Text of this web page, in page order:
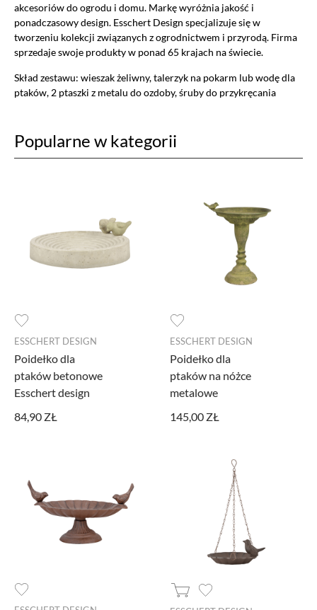
akcesoriów do ogrodu i domu. Markę wyróżnia jakość i
ponadczasowy design. Esschert Design specjalizuje się w
tworzeniu kolekcji związanych z ogrodnictwem i przyrodą. Firma
sprzedaje swoje produkty w ponad 65 krajach na świecie.
Skład zestawu: wieszak żeliwny, talerzyk na pokarm lub wodę dla
ptaków, 2 ptaszki z metalu do ozdoby, śruby do przykręcania
Popularne w kategorii
ESSCHERT DESIGN
Poidełko dla
ptaków betonowe
Esschert design
84,90 ZŁ
ESSCHERT DESIGN
Poidełko dla
ptaków na nóżce
metalowe
145,00 ZŁ
Ustawiając poszczególne narzędzia jako włączone, godzisz się, by
informacje przez nie gromadzone były przetwarzane przez
administratora tej strony oraz dostawców narzędzi zewnętrznych na
zasadach opisanych szczegółowo w
polityce prywatności.
Jeżeli chcesz zaakceptować wszystkie zastosowane na stronie pliki
Aby dokonać bardziej zaawansowanych ustawień, skorzystaj z
Niezbędne cookies
Niezbędne pliki cookie są absolutnie niezbędne do prawidłowego działania
witryny. Te pliki cookie zapewniają anonimowe działanie podstawowych
Korzystamy z Google Analytics, czyli narzędzia pozwalającego na
gromadzenie, przeglądanie i analizę statystyk związanych z aktywnością
użytkowników na naszej stronie. Kod śledzący Google Analytics gromadzi
informacje na temat Twojej aktywności na naszej stronie, które mogą być przez
Google wykorzystywane przy budowaniu Twojego profilu użytkownika.
Ponadto, informacje z Google Analytics mogą być wykorzystywane w
Google Ads. Jeżeli sobie tego nie życzysz, możesz wyłączyć narzędzia Google.